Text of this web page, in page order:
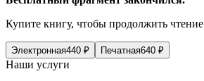
Купите книгу, чтобы продолжить
Электронная440 ₽ Печатная640 ₽
Наши услуги